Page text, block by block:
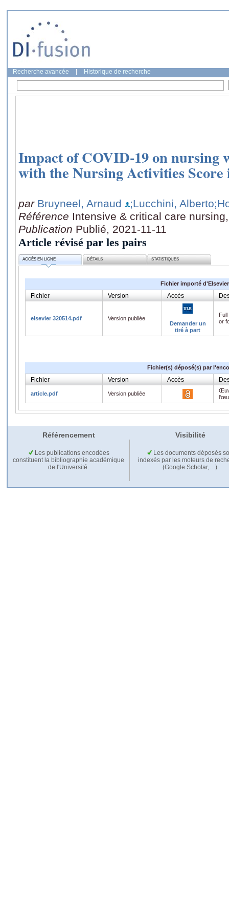
Recherche avancée Historique de recherche
Impact of COVID-19 on nursing
with the Nursing Activities Score
par Bruyneel, Arnaud ;Lucchini, Alberto
Référence Intensive & critical care
Publication Publié, 2021-11-11
Article révisé par les pairs
ACCÈS EN LIGNE DÉTAILS STATISTIQUES
Fichier importé d'Elsevier
Fichier Version Accès
elsevier 320514.pdf
Version publiée
Demander un
tiré à part
or
Fichier(s) déposé(s) par
Fichier Version Accès
article.pdf Version publiée
Référencement Visibilité
Les publications encodées
constituent la bibliographie académique
de l'Université.
Les documents déposés
indexés par les moteurs de
(Google Scholar,…).